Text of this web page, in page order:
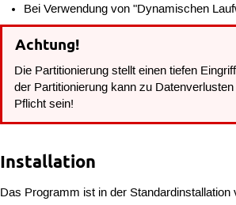
Bei Verwendung von "Dynamischen
Achtung!
Die Partitionierung stellt einen tiefen
der Partitionierung kann zu
Pflicht sein!
Installation
Das Programm ist in der Standardinstallation